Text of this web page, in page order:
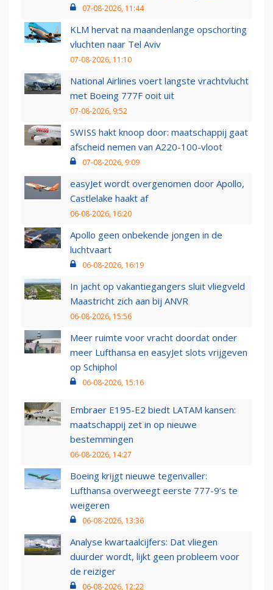
07-08-2026, 11:44
KLM hervat na maandenlange opschorting
vluchten naar Tel Aviv
07-08-2026, 11:10
National Airlines voert langste vrachtvlucht
met Boeing 777F ooit uit
07-08-2026, 9:52
SWISS hakt knoop door: maatschappij gaat
afscheid nemen van A220-100-vloot
07-08-2026, 9:09
easyJet wordt overgenomen door Apollo,
Castlelake haakt af
06-08-2026, 16:20
Apollo geen onbekende jongen in de
luchtvaart
06-08-2026, 16:19
In jacht op vakantiegangers sluit vliegveld
Maastricht zich aan bij ANVR
06-08-2026, 15:56
Meer ruimte voor vracht doordat onder
meer Lufthansa en easyJet slots vrijgeven
op Schiphol
06-08-2026, 15:16
Embraer E195-E2 biedt LATAM kansen:
maatschappij zet in op nieuwe
bestemmingen
06-08-2026, 14:27
Boeing krijgt nieuwe tegenvaller:
Lufthansa overweegt eerste 777-9’s te
weigeren
06-08-2026, 13:36
Analyse kwartaalcijfers: Dat vliegen
duurder wordt, lijkt geen probleem voor
de reiziger
06-08-2026, 12:22